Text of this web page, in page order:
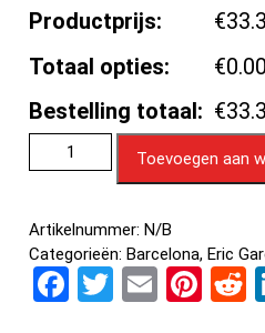
Productprijs:
Totaal opties:
€0.00
Bestelling totaal:
Toevoegen aan
Artikelnummer: N/B
Categorieën: Barcelona, Eric
F
T
E
Pi